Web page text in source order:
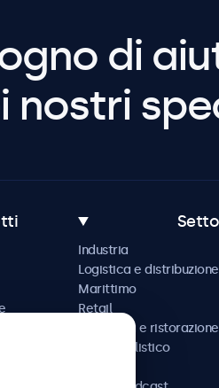
di
nostri
Industria
Logistica e distribuzione
Marittimo
Retail
Ospitalità e ristorazione
Automobilistico